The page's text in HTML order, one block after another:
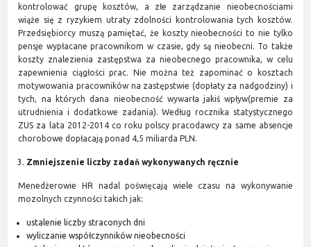
kontrolować grupę kosztów, a złe zarządzanie nieobecnościami
wiąże się z ryzykiem utraty zdolności kontrolowania tych kosztów.
Przedsiębiorcy muszą pamiętać, że koszty nieobecności to nie tylko
pensje wypłacane pracownikom w czasie, gdy są nieobecni. To także
koszty znalezienia zastępstwa za nieobecnego pracownika, w celu
zapewnienia ciągłości prac. Nie można też zapominać o kosztach
motywowania pracowników na zastępstwie (dopłaty za nadgodziny) i
tych, na których dana nieobecność wywarła jakiś wpływ(premie za
utrudnienia i dodatkowe zadania). Według rocznika statystycznego
ZUS za lata 2012-2014 co roku polscy pracodawcy za same absencje
chorobowe dopłacają ponad 4,5 miliarda PLN.
Zmniejszenie liczby zadań wykonywanych ręcznie
Menedżerowie HR nadal poświęcają wiele czasu na wykonywanie
mozolnych czynności takich jak:
ustalenie liczby straconych dni
wyliczanie współczynników nieobecności